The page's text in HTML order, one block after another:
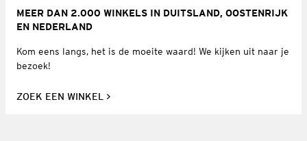
MEER DAN 2.000 WINKELS IN DUITSLAND, OOSTENRIJK
EN NEDERLAND
Kom eens langs, het is de moeite waard! We kijken uit naar je
bezoek!
ZOEK EEN WINKEL